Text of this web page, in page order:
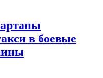
в боевые